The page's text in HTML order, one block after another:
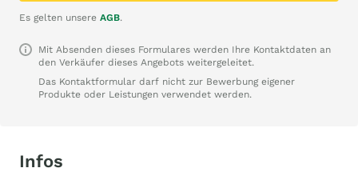
Es gelten unsere AGB.
Mit Absenden dieses Formulares werden Ihre Kontaktdaten an
den Verkäufer dieses Angebots weitergeleitet.
Das Kontaktformular darf nicht zur Bewerbung eigener
Produkte oder Leistungen verwendet werden.
Infos